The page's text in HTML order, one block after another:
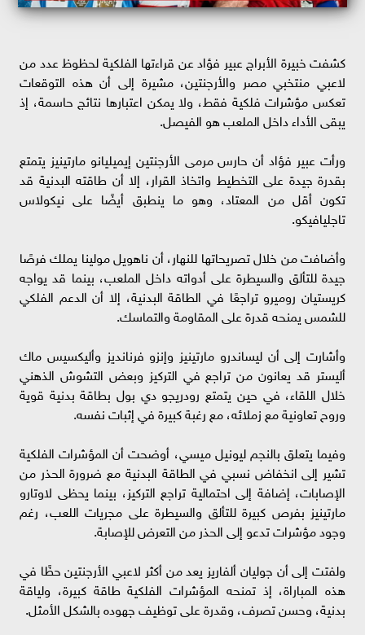
كشفت خبيرة الأبراج عبير فؤاد عن قراءتها الفلكية لحظوظ عدد من
لاعبي منتخبي مصر والأرجنتين، مشيرة إلى أن هذه التوقعات
تعكس مؤشرات فلكية فقط، ولا يمكن اعتبارها نتائج حاسمة، إذ
يبقى الأداء داخل الملعب هو الفيصل.
ورأت عبير فؤاد أن حارس مرمى الأرجنتين إيميليانو مارتينيز يتمتع
بقدرة جيدة على التخطيط واتخاذ القرار، إلا أن طاقته البدنية قد
تكون أقل من المعتاد، وهو ما ينطبق أيضًا على نيكولاس
تاجليافيكو.
وأضافت من خلال تصريحاتها للنهار، أن ناهويل مولينا يملك فرصًا
جيدة للتألق والسيطرة على أدواته داخل الملعب، بينما قد يواجه
كريستيان روميرو تراجعًا في الطاقة البدنية، إلا أن الدعم الفلكي
للشمس يمنحه قدرة على المقاومة والتماسك.
وأشارت إلى أن ليساندرو مارتينيز وإنزو فرنانديز وأليكسيس ماك
أليستر قد يعانون من تراجع في التركيز وبعض التشوش الذهني
خلال اللقاء، في حين يتمتع رودريجو دي بول بطاقة بدنية قوية
وروح تعاونية مع زملائه، مع رغبة كبيرة في إثبات نفسه.
وفيما يتعلق بالنجم ليونيل ميسي، أوضحت أن المؤشرات الفلكية
تشير إلى انخفاض نسبي في الطاقة البدنية مع ضرورة الحذر من
الإصابات، إضافة إلى احتمالية تراجع التركيز، بينما يحظى لاوتارو
مارتينيز بفرص كبيرة للتألق والسيطرة على مجريات اللعب، رغم
وجود مؤشرات تدعو إلى الحذر من التعرض للإصابة.
ولفتت إلى أن جوليان ألفاريز يعد من أكثر لاعبي الأرجنتين حظًا في
هذه المباراة، إذ تمنحه المؤشرات الفلكية طاقة كبيرة، ولياقة
بدنية، وحسن تصرف، وقدرة على توظيف جهوده بالشكل الأمثل.